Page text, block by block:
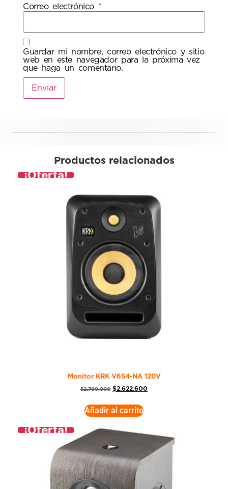
Correo electrónico *
Guardar mi nombre, correo electrónico y sitio
web en este navegador para la próxima vez
que haga un comentario.
Productos relacionados
¡Oferta!
Monitor KRK V6S4-NA 120V
$2.790.000 $2.622.600
Añadir al carrito
¡Oferta!